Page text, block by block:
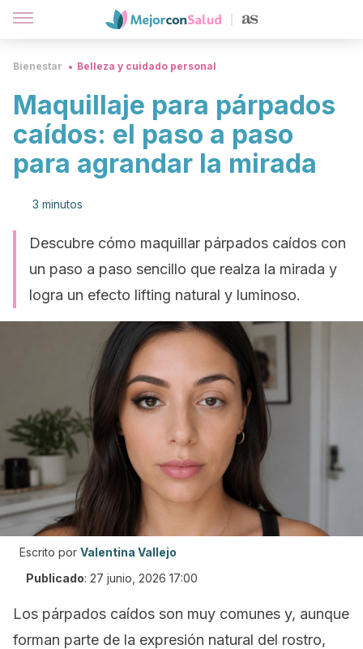
Bienestar Belleza y cuidado personal
Maquillaje para párpados
caídos: el paso a paso
para agrandar la mirada
3 minutos
Descubre cómo maquillar párpados caídos con
un paso a paso sencillo que realza la mirada y
logra un efecto lifting natural y luminoso.
Escrito por Valentina Vallejo
Publicado: 27 junio, 2026 17:00
Los párpados caídos son muy comunes y, aunque
forman parte de la expresión natural del rostro,